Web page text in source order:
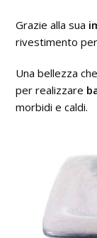
Grazie alla sua
rivestimento
Una bellezza
per realizzare
morbidi e caldi.